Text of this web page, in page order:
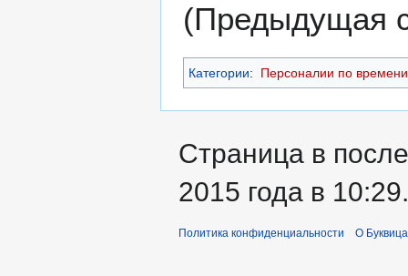
(Предыдущая
Категории: Персоналии по времени
Страница в
2015 года в 10:29.
Политика конфиденциальности О Буквица